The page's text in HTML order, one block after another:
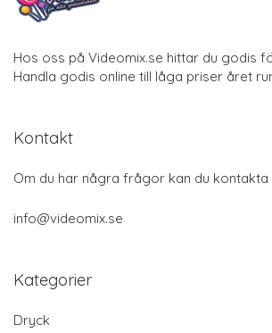
Hos oss på Videomix.se hittar du godis
Handla godis online till låga priser året
Kontakt
Om du har några frågor kan du
info@videomix.se
Kategorier
Dryck